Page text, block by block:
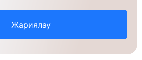
Жариялау